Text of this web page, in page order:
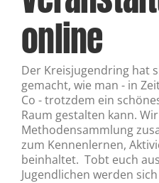
online
Der Kreisjugendring hat
gemacht, wie man - in
Co - trotzdem ein
Raum gestalten kann.
Methodensammlung
zum Kennenlernen,
beinhaltet. Tobt euch
Jugendlichen werden sich